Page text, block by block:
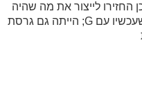
החזירו לייצור את מה שהיה
ה־F650, רק שעכשיו עם G; הייתה גם גרסת